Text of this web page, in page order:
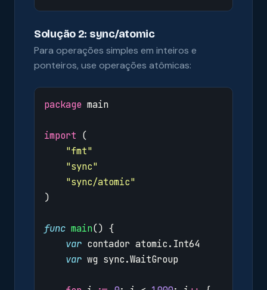
Solução 2: sync/atomic
Para operações simples em inteiros e
ponteiros, use operações atômicas:
package main
import (
"fmt"
"sync"
"sync/atomic"
)
func main() {
var contador atomic. Int64
var wg sync.WaitGroup